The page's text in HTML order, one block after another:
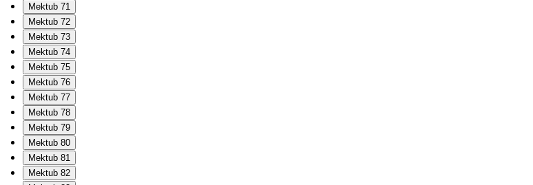
Mektub 71
Mektub 72
Mektub 73
Mektub 74
Mektub 75
Mektub 76
Mektub 77
Mektub 78
Mektub 79
Mektub 80
Mektub 81
Mektub 82